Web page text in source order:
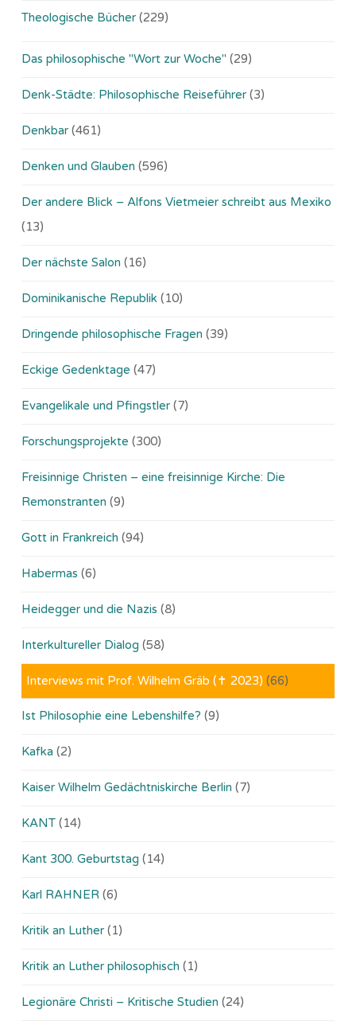
Theologische Bücher (229)
Das philosophische "Wort zur Woche" (29)
Denk-Städte: Philosophische Reiseführer (3)
Denkbar (461)
Denken und Glauben (596)
Der andere Blick – Alfons Vietmeier schreibt aus Mexiko
(13)
Der nächste Salon (16)
Dominikanische Republik (10)
Dringende philosophische Fragen (39)
Eckige Gedenktage (47)
Evangelikale und Pfingstler (7)
Forschungsprojekte (300)
Freisinnige Christen – eine freisinnige Kirche: Die
Remonstranten (9)
Gott in Frankreich (94)
Habermas (6)
Heidegger und die Nazis (8)
Interkultureller Dialog (58)
Interviews mit Prof. Wilhelm Gräb (✝ 2023) (66)
Ist Philosophie eine Lebenshilfe? (9)
Kafka (2)
Kaiser Wilhelm Gedächtniskirche Berlin (7)
KANT (14)
Kant 300. Geburtstag (14)
Karl RAHNER (6)
Kritik an Luther (1)
Kritik an Luther philosophisch (1)
Legionäre Christi – Kritische Studien (24)